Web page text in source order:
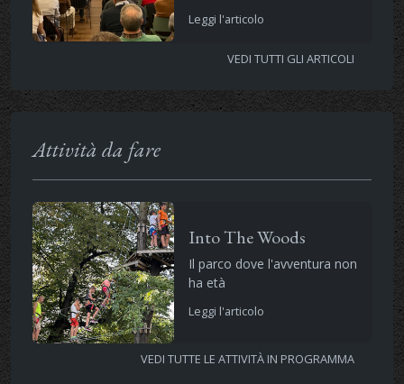
Leggi l'articolo
VEDI TUTTI GLI ARTICOLI
Attività da fare
Into The Woods
Il parco dove l'avventura non
ha età
Leggi l'articolo
VEDI TUTTE LE ATTIVITÀ IN PROGRAMMA